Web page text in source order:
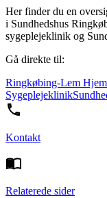
Her finder du en
i Sundhedshus
sygeplejeklinik og
Gå direkte til:
Ringkøbing-Lem
Sygeplejeklinik
Kontakt
Relaterede sider